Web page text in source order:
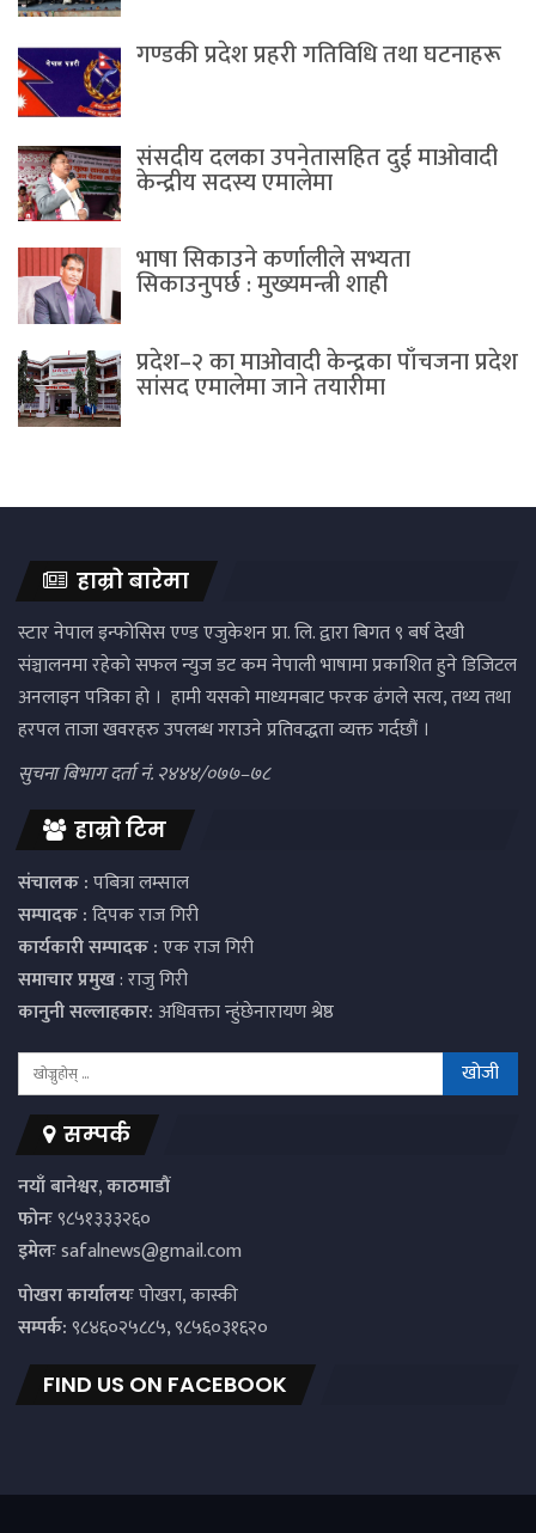
गण्डकी प्रदेश प्रहरी गतिविधि तथा घटनाहरू
संसदीय दलका उपनेतासहित दुई माओवादी
केन्द्रीय सदस्य एमालेमा
भाषा सिकाउने कर्णालीले सभ्यता
सिकाउनुपर्छ : मुख्यमन्त्री शाही
प्रदेश–२ का माओवादी केन्द्रका पाँचजना प्रदेश
सांसद एमालेमा जाने तयारीमा
हाम्रो बारेमा
स्टार नेपाल इन्फोसिस एण्ड एजुकेशन प्रा. लि. द्वारा बिगत ९ बर्ष देखी
संञ्चालनमा रहेको सफल न्युज डट कम नेपाली भाषामा प्रकाशित हुने डिजिटल
अनलाइन पत्रिका हो । हामी यसको माध्यमबाट फरक ढंगले सत्य, तथ्य तथा
हरपल ताजा खवरहरु उपलब्ध गराउने प्रतिवद्धता व्यक्त गर्दछौं ।
सुचना बिभाग दर्ता नं. २४४४/०७७–७८
हाम्रो टिम
संचालक :पबित्रा लम्साल
सम्पादक :दिपक राज गिरी
कार्यकारी सम्पादक :एक राज गिरी
समाचार प्रमुख: राजु गिरी
कानुनी सल्लाहकार:अधिवक्ता न्हुंछेनारायण श्रेष्ठ
सम्पर्क
नयाँ बानेश्वर, काठमाडौं
फोनः९८५१३३३२६०
इमेलःsafalnews@gmail.com
पाेखरा कार्यालयःपोखरा, कास्की
सम्पर्क:९८४६०२५८८५, ९८५६०३१६२०
FIND US ON FACEBOOK